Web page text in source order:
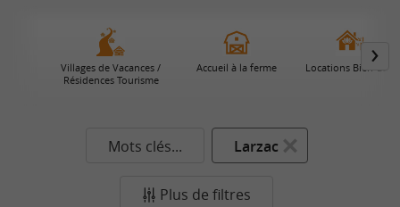
Villages de Vacances /
Résidences Tourisme
Accueil à la ferme Locations Bien-Être
Mots clés... Larzac
Plus de filtres